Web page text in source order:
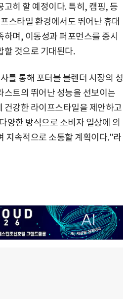
고히 할 예정이다. 특히, 캠핑, 등
스타일 환경에서도 뛰어난 휴대
며, 이동성과 퍼포먼스를 중시
할 것으로 기대된다.
를 통해 포터블 블렌더 시장의 성
스트의 뛰어난 성능을 선보이는
건강한 라이프스타일을 제안하고
양한 방식으로 소비자 일상에 의
지속적으로 소통할 계획이다."라